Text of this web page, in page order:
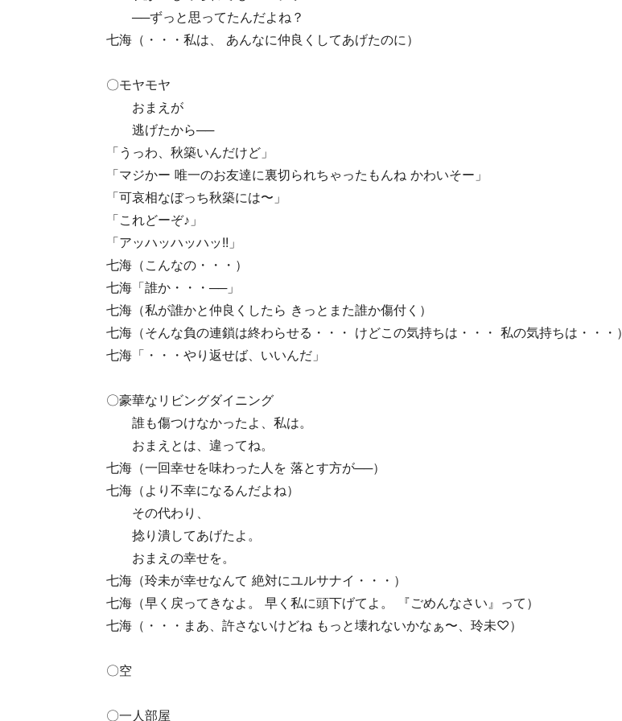
──ずっと思ってたんだよね？
七海（・・・私は、 あんなに仲良くしてあげたのに）
〇モヤモヤ
おまえが
逃げたから──
「うっわ、秋築いんだけど」
「マジかー 唯一のお友達に裏切られちゃったもんね かわいそー」
「可哀相なぼっち秋築には〜」
「これどーぞ♪」
「アッハッハッハッ!!」
七海（こんなの・・・）
七海「誰か・・・──」
七海（私が誰かと仲良くしたら きっとまた誰か傷付く）
七海（そんな負の連鎖は終わらせる・・・ けどこの気持ちは・・・ 私の気持ちは・・・）
七海「・・・やり返せば、いいんだ」
〇豪華なリビングダイニング
誰も傷つけなかったよ、私は。
おまえとは、違ってね。
七海（一回幸せを味わった人を 落とす方が──）
七海（より不幸になるんだよね）
その代わり、
捻り潰してあげたよ。
おまえの幸せを。
七海（玲未が幸せなんて 絶対にユルサナイ・・・）
七海（早く戻ってきなよ。 早く私に頭下げてよ。 『ごめんなさい』って）
七海（・・・まあ、許さないけどね もっと壊れないかなぁ〜、玲未♡）
〇空
〇一人部屋